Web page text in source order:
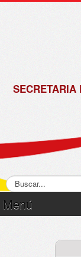
SECRETARIA
Menú
de